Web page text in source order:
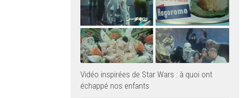
Vidéo inspirées de Star Wars : à quoi ont
échappé nos enfants